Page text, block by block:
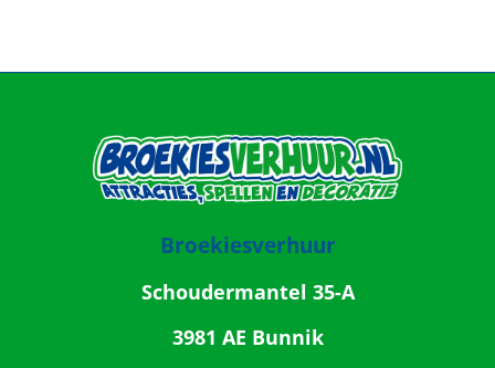
Broekiesverhuur
Schoudermantel 35-A
3981 AE Bunnik